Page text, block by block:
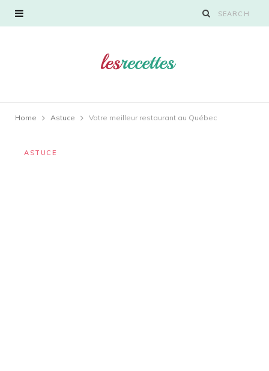
Home Astuce Votre meilleur restaurant au Québec
ASTUCE